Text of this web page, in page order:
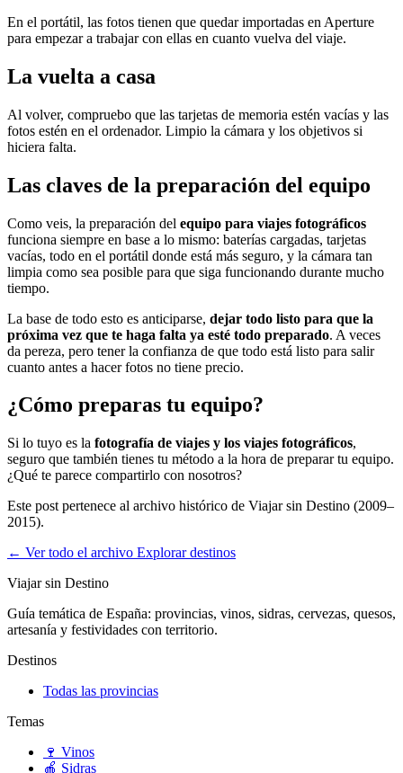
En el portátil, las fotos tienen que quedar importadas en Aperture
para empezar a trabajar con ellas en cuanto vuelva del viaje.
La vuelta a casa
Al volver, compruebo que las tarjetas de memoria estén vacías y las
fotos estén en el ordenador. Limpio la cámara y los objetivos si
hiciera falta.
Las claves de la preparación del equipo
Como veis, la preparación del equipo para viajes fotográficos
funciona siempre en base a lo mismo: baterías cargadas, tarjetas
vacías, todo en el portátil donde está más seguro, y la cámara tan
limpia como sea posible para que siga funcionando durante mucho
tiempo.
La base de todo esto es anticiparse, dejar todo listo para que la
próxima vez que te haga falta ya esté todo preparado. A veces
da pereza, pero tener la confianza de que todo está listo para salir
cuanto antes a hacer fotos no tiene precio.
¿Cómo preparas tu equipo?
Si lo tuyo es la fotografía de viajes y los viajes fotográficos,
seguro que también tienes tu método a la hora de preparar tu equipo.
¿Qué te parece compartirlo con nosotros?
Este post pertenece al archivo histórico de Viajar sin Destino (2009–
2015).
← Ver todo el archivo Explorar destinos
Viajar sin Destino
Guía temática de España: provincias, vinos, sidras, cervezas, quesos,
artesanía y festividades con territorio.
Destinos
Todas las provincias
Temas
🍷 Vinos
🍎 Sidras